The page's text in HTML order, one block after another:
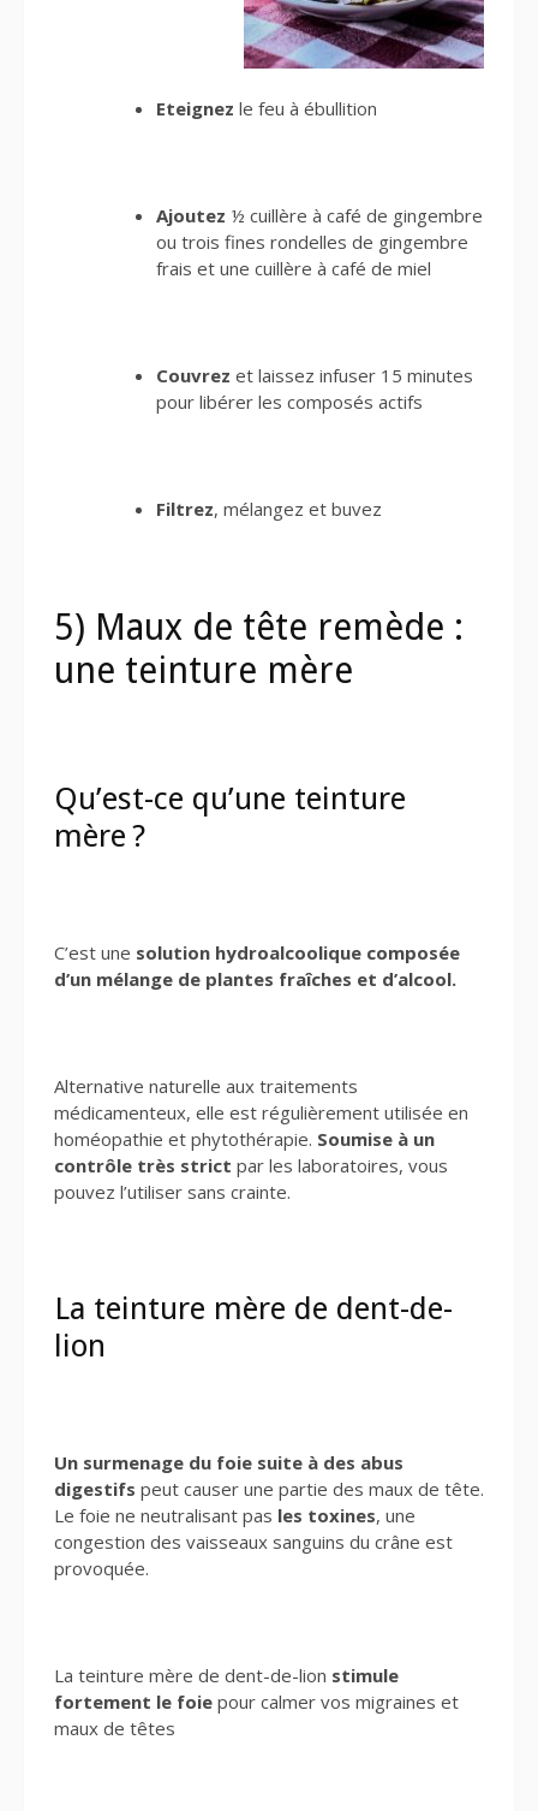
Eteignez le feu à ébullition
Ajoutez ½ cuillère à café de gingembre
ou trois fines rondelles de gingembre
frais et une cuillère à café de miel
Couvrez et laissez infuser 15 minutes
pour libérer les composés actifs
Filtrez, mélangez et buvez
5) Maux de tête remède :
une teinture mère
Qu’est-ce qu’une teinture
mère ?
C’est une solution hydroalcoolique composée
d’un mélange de plantes fraîches et d’alcool.
Alternative naturelle aux traitements
médicamenteux, elle est régulièrement utilisée en
homéopathie et phytothérapie. Soumise à un
contrôle très strict par les laboratoires, vous
pouvez l’utiliser sans crainte.
La teinture mère de dent-de-
lion
Un surmenage du foie suite à des abus
digestifs peut causer une partie des maux de tête.
Le foie ne neutralisant pas les toxines, une
congestion des vaisseaux sanguins du crâne est
provoquée.
La teinture mère de dent-de-lion stimule
fortement le foie pour calmer vos migraines et
maux de têtes